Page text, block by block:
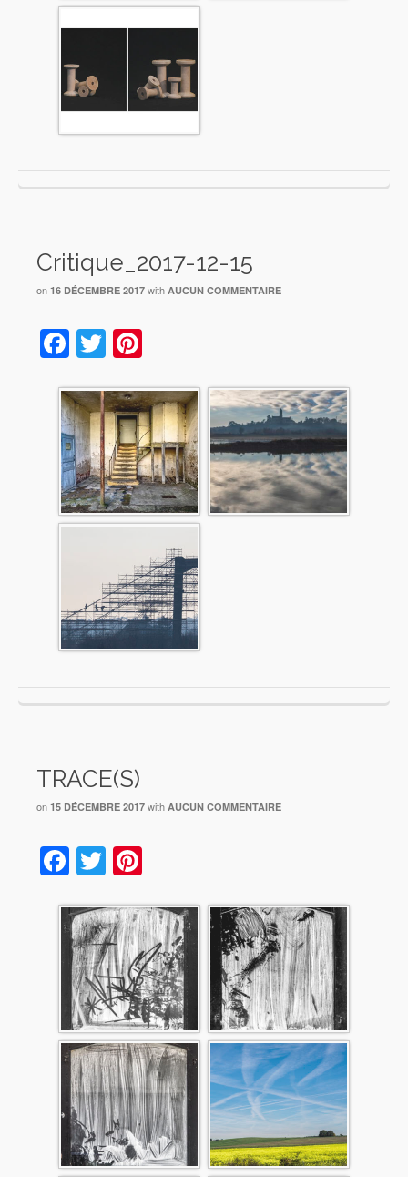
Critique_2017-12-15
on 16 DÉCEMBRE 2017 with AUCUN COMMENTAIRE
Facebook
Twitter
TRACE(S)
on 15 DÉCEMBRE 2017 with AUCUN COMMENTAIRE
Facebook
Twitter